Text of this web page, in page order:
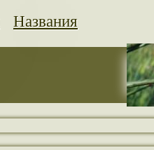
Названия